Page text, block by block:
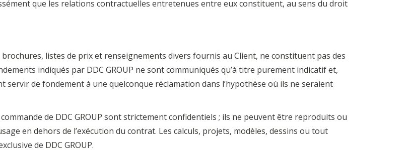
que les relations contractuelles entretenues entre eux constituent, au sens du droit
listes de prix et renseignements divers fournis au Client, ne constituent pas des
indiqués par DDC GROUP ne sont communiqués qu’à titre purement indicatif et,
de fondement à une quelconque réclamation dans l’hypothèse où ils ne seraient
de DDC GROUP sont strictement confidentiels ; ils ne peuvent être reproduits ou
en dehors de l’exécution du contrat. Les calculs, projets, modèles, dessins ou tout
de DDC GROUP.